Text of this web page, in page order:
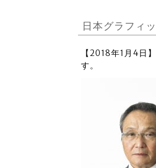
日本グラフィ
【2018年1月4日
す。